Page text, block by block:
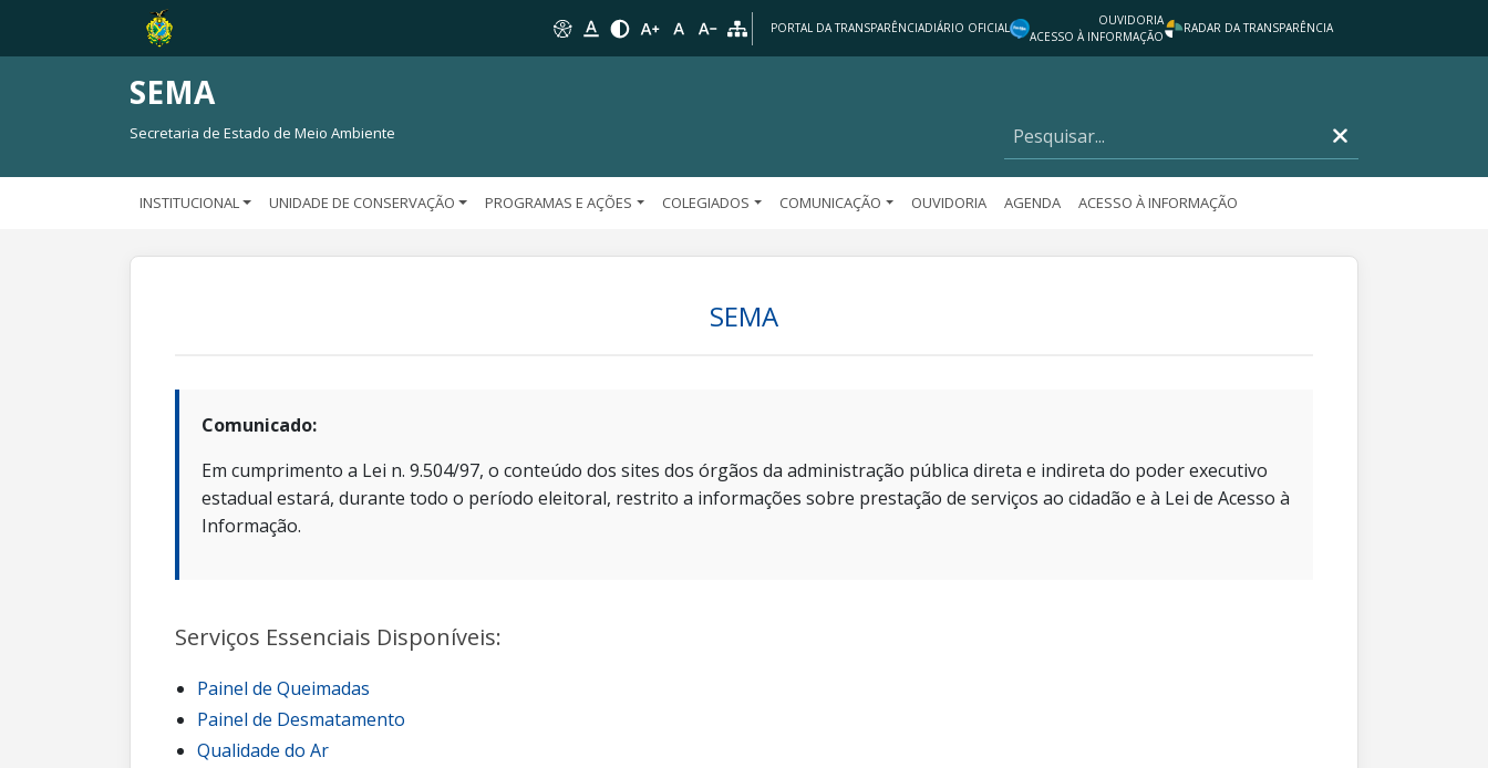
PORTAL DA TRANSPARÊNCIADIÁRIO OFICIAL
OUVIDORIA
ACESSO À INFORMAÇÃO
RADAR DA TRANSPARÊNCIA
SEMA
Secretaria de Estado de Meio Ambiente
INSTITUCIONAL UNIDADE DE CONSERVAÇÃO PROGRAMAS E AÇÕES COLEGIADOS COMUNICAÇÃO OUVIDORIA AGENDA ACESSO À INFORMAÇÃO
SEMA
Comunicado:
Em cumprimento a Lei n. 9.504/97, o conteúdo dos sites dos órgãos da administração pública direta e indireta do poder executivo
estadual estará, durante todo o período eleitoral, restrito a informações sobre prestação de serviços ao cidadão e à Lei de Acesso à
Informação.
Serviços Essenciais Disponíveis:
Painel de Queimadas
Painel de Desmatamento
Qualidade do Ar